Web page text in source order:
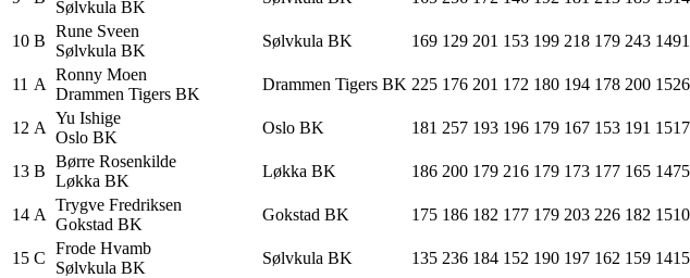
Sølvkula BK
10 B
Rune Sveen
Sølvkula BK
Sølvkula BK 169 129 201 153 199 218 179 243 1491
11 A
Ronny Moen
Drammen Tigers BK
Drammen Tigers BK 225 176 201 172 180 194 178 200 1526
12 A
Yu Ishige
Oslo BK
Oslo BK 181 257 193 196 179 167 153 191 1517
13 B
Børre Rosenkilde
Løkka BK
Løkka BK 186 200 179 216 179 173 177 165 1475
14 A
Trygve Fredriksen
Gokstad BK
Gokstad BK 175 186 182 177 179 203 226 182 1510
15 C
Frode Hvamb
Sølvkula BK
Sølvkula BK 135 236 184 152 190 197 162 159 1415